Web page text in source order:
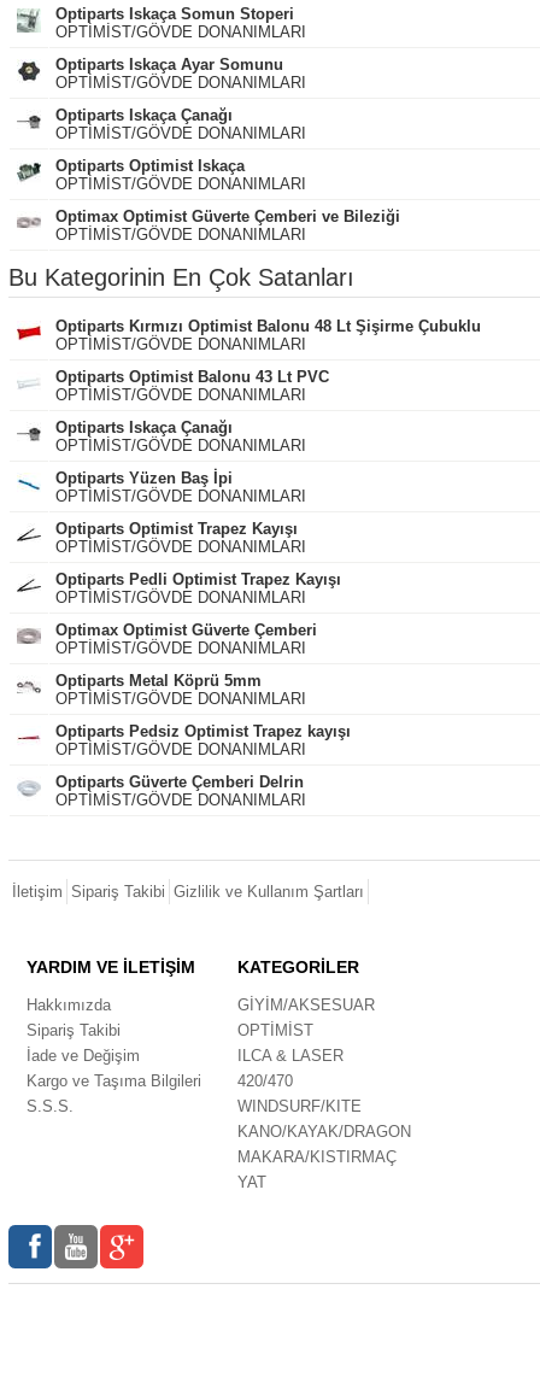
Optiparts Iskaça Somun Stoperi
OPTİMİST/GÖVDE DONANIMLARI
Optiparts Iskaça Ayar Somunu
OPTİMİST/GÖVDE DONANIMLARI
Optiparts Iskaça Çanağı
OPTİMİST/GÖVDE DONANIMLARI
Optiparts Optimist Iskaça
OPTİMİST/GÖVDE DONANIMLARI
Optimax Optimist Güverte Çemberi ve Bileziği
OPTİMİST/GÖVDE DONANIMLARI
Bu Kategorinin En Çok Satanları
Optiparts Kırmızı Optimist Balonu 48 Lt Şişirme Çubuklu
OPTİMİST/GÖVDE DONANIMLARI
Optiparts Optimist Balonu 43 Lt PVC
OPTİMİST/GÖVDE DONANIMLARI
Optiparts Iskaça Çanağı
OPTİMİST/GÖVDE DONANIMLARI
Optiparts Yüzen Baş İpi
OPTİMİST/GÖVDE DONANIMLARI
Optiparts Optimist Trapez Kayışı
OPTİMİST/GÖVDE DONANIMLARI
Optiparts Pedli Optimist Trapez Kayışı
OPTİMİST/GÖVDE DONANIMLARI
Optimax Optimist Güverte Çemberi
OPTİMİST/GÖVDE DONANIMLARI
Optiparts Metal Köprü 5mm
OPTİMİST/GÖVDE DONANIMLARI
Optiparts Pedsiz Optimist Trapez kayışı
OPTİMİST/GÖVDE DONANIMLARI
Optiparts Güverte Çemberi Delrin
OPTİMİST/GÖVDE DONANIMLARI
İletişim Sipariş Takibi Gizlilik ve Kullanım Şartları
YARDIM VE İLETİŞİM
Hakkımızda
Sipariş Takibi
İade ve Değişim
Kargo ve Taşıma Bilgileri
S.S.S.
KATEGORİLER
GİYİM/AKSESUAR
OPTİMİST
ILCA & LASER
420/470
WINDSURF/KITE
KANO/KAYAK/DRAGON
MAKARA/KISTIRMAÇ
YAT